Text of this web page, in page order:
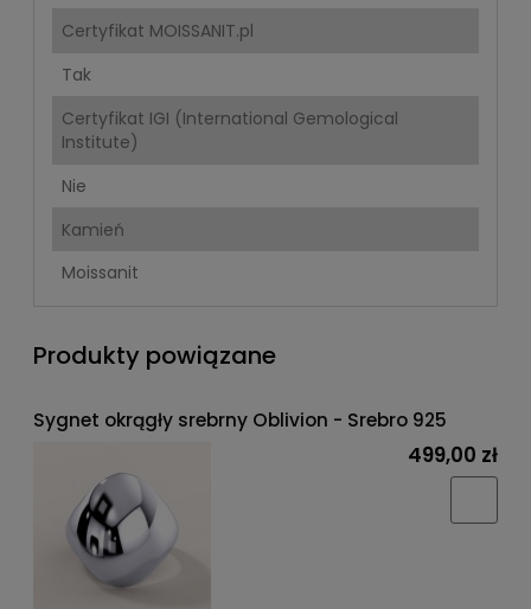
Certyfikat MOISSANIT.pl
Tak
Certyfikat IGI (International Gemological
Institute)
Nie
Kamień
Moissanit
Produkty powiązane
Sygnet okrągły srebrny Oblivion - Srebro 925
499,00 zł